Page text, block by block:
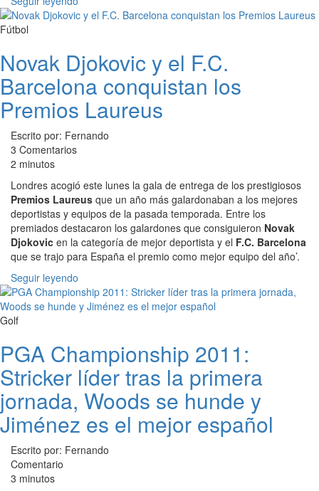
Fútbol
Novak Djokovic y el F.C.
Barcelona conquistan los
Premios Laureus
Escrito por: Fernando
3 Comentarios
2 minutos
Londres acogió este lunes la gala de entrega de los prestigiosos
Premios Laureus que un año más galardonaban a los mejores
deportistas y equipos de la pasada temporada. Entre los
premiados destacaron los galardones que consiguieron Novak
Djokovic en la categoría de mejor deportista y el F.C. Barcelona
que se trajo para España el premio como mejor equipo del año’.
Seguir leyendo
Golf
PGA Championship 2011:
Stricker líder tras la primera
jornada, Woods se hunde y
Jiménez es el mejor español
Escrito por: Fernando
Comentario
3 minutos